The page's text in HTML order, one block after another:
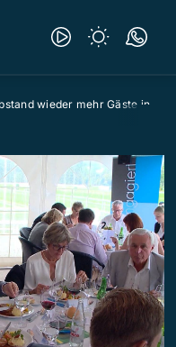
wieder mehr Gäste in